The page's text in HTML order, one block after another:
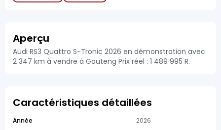
Aperçu
Audi RS3 Quattro S-Tronic 2026 en démonstration avec
2 347 km à vendre à Gauteng Prix réel : 1 489 995 R.
Caractéristiques détaillées
Année 2026